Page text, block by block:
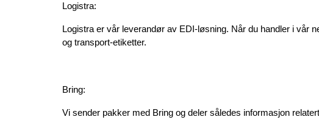
Logistra:
Logistra er vår leverandør av EDI-løsning. Når du handler i vår
og transport-etiketter.
Bring:
Vi sender pakker med Bring og deler således informasjon